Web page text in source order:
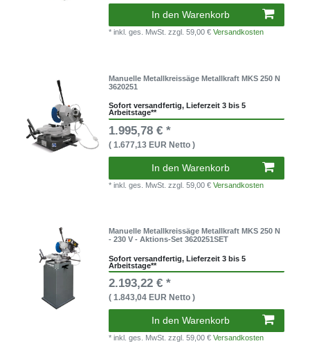
In den Warenkorb
* inkl. ges. MwSt.zzgl. 59,00 €Versandkosten
Manuelle Metallkreissäge Metallkraft MKS 250 N
3620251
Sofort versandfertig, Lieferzeit 3 bis 5
Arbeitstage**
1.995,78 € *
( 1.677,13 EUR Netto )
In den Warenkorb
* inkl. ges. MwSt.zzgl. 59,00 €Versandkosten
Manuelle Metallkreissäge Metallkraft MKS 250 N
- 230 V - Aktions-Set 3620251SET
Sofort versandfertig, Lieferzeit 3 bis 5
Arbeitstage**
2.193,22 € *
( 1.843,04 EUR Netto )
In den Warenkorb
* inkl. ges. MwSt.zzgl. 59,00 €Versandkosten